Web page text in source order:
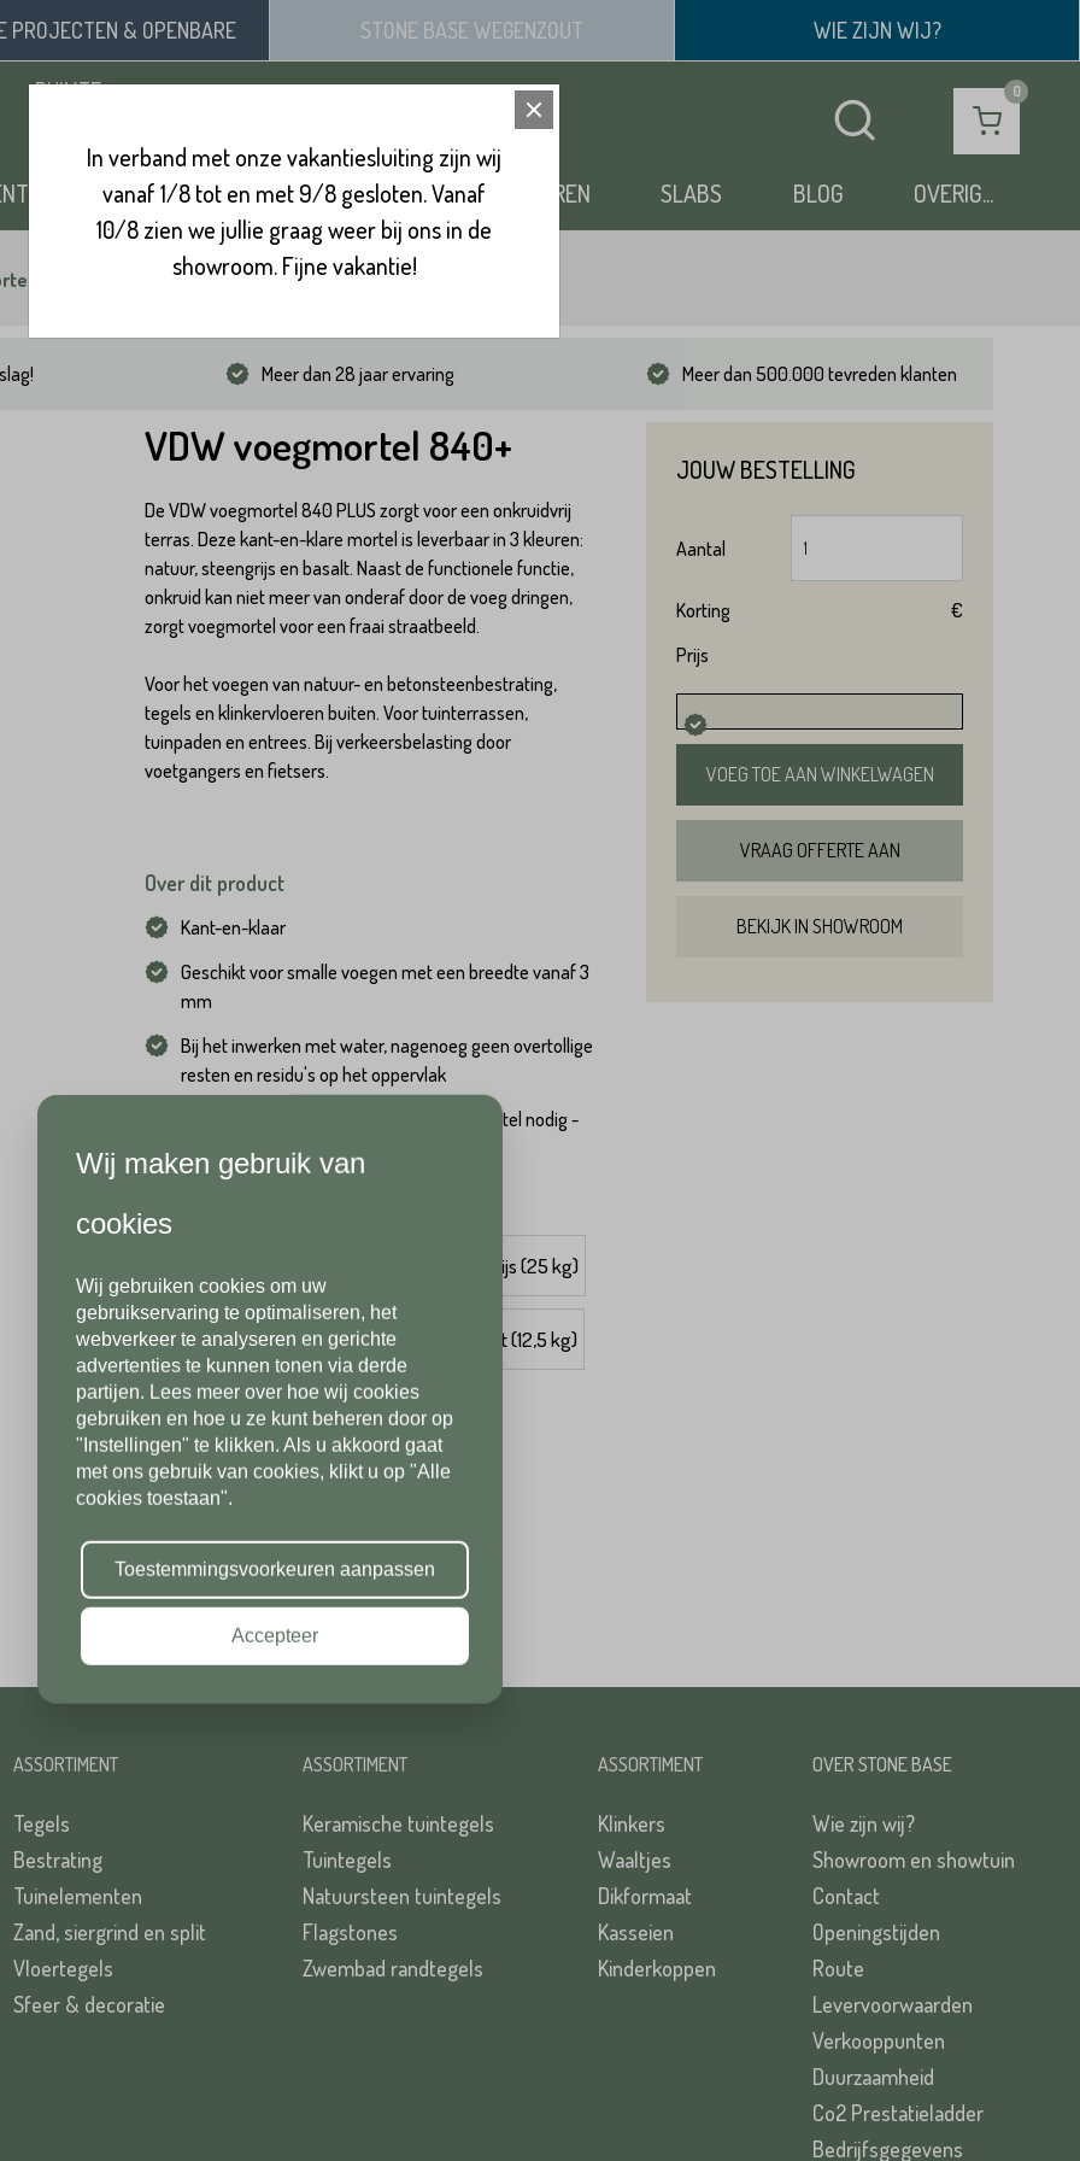
PROJECTEN & OPENBARE
RUIMTE
STONE BASE WEGENZOUT WIE ZIJN WIJ?
ZAND, SIERGRIND & SPLIT BINNENVLOEREN SLABS BLOG OVERIG...
840+
Meer dan 28 jaar ervaring Meer dan 500.000 tevreden klanten
VDW voegmortel 840+
De VDW voegmortel 840 PLUS zorgt voor een onkruidvrij
terras. Deze kant-en-klare mortel is leverbaar in 3 kleuren:
natuur, steengrijs en basalt. Naast de functionele functie,
onkruid kan niet meer van onderaf door de voeg dringen,
zorgt voegmortel voor een fraai straatbeeld.
Voor het voegen van natuur- en betonsteenbestrating,
tegels en klinkervloeren buiten. Voor tuinterrassen,
tuinpaden en entrees. Bij verkeersbelasting door
voetgangers en fietsers.
Over dit product
Kant-en-klaar
Geschikt voor smalle voegen met een breedte vanaf 3
mm
Bij het inwerken met water, nagenoeg geen overtollige
resten en residu's op het oppervlak
Geen manueel verdichten van de voegmortel nodig -
zelfverdichtend
steengrijs (25 kg)
steengrijs (12,5 kg) basalt (25 kg) basalt (12,5 kg)
per per stuk
Op voorraad, direct leverbaar
JOUW BESTELLING
Aantal
Korting
€
Prijs
VOEG TOE AAN WINKELWAGEN
VRAAG OFFERTE AAN
BEKIJK IN SHOWROOM
Hoeveelheeft u nodig?*
Achternaam*
Telefoonnummer*
Postcode*
Achternaam*
Telefoonnummer*
Postcode*
Toevoeging
Plaats*
ASSORTIMENT
Tegels
Bestrating
Tuinelementen
Zand, siergrind en split
Vloertegels
Sfeer & decoratie
ASSORTIMENT
Keramische tuintegels
Tuintegels
Natuursteen tuintegels
Flagstones
Zwembad randtegels
ASSORTIMENT
Klinkers
Waaltjes
Dikformaat
Kasseien
Kinderkoppen
OVER STONE BASE
Wie zijn wij?
Showroom en showtuin
Contact
Openingstijden
Route
Levervoorwaarden
Verkooppunten
Duurzaamheid
Co2 Prestatieladder
Bedrijfsgegevens
In verband met onze vakantiesluiting zijn wij
vanaf 1/8 tot en met 9/8 gesloten. Vanaf
10/8 zien we jullie graag weer bij ons in de
showroom. Fijne vakantie!
Wij maken gebruik van
cookies
Wij gebruiken cookies om uw
gebruikservaring te optimaliseren, het
webverkeer te analyseren en gerichte
advertenties te kunnen tonen via derde
partijen. Lees meer over hoe wij cookies
gebruiken en hoe u ze kunt beheren door op
"Instellingen" te klikken. Als u akkoord gaat
met ons gebruik van cookies, klikt u op "Alle
cookies toestaan".
Toestemmingsvoorkeuren aanpassen
Accepteer